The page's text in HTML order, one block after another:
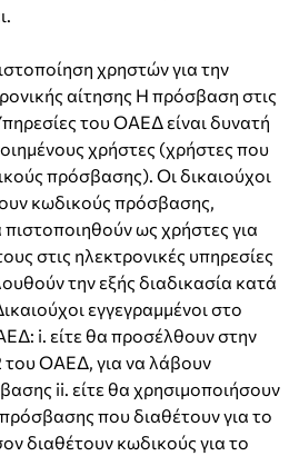
χρηστών για την
αίτησης Η πρόσβαση στις
του ΟΑΕΔ είναι δυνατή
χρήστες (χρήστες που
πρόσβασης). Οι δικαιούχοι
κωδικούς πρόσβασης,
ως χρήστες για
στις ηλεκτρονικές υπηρεσίες
την εξής διαδικασία κατά
εγγεγραμμένοι στo
i. είτε θα προσέλθουν στην
ΟΑΕΔ, για να λάβουν
ii. είτε θα χρησιμοποιήσουν
που διαθέτουν για το
διαθέτουν κωδικούς για το